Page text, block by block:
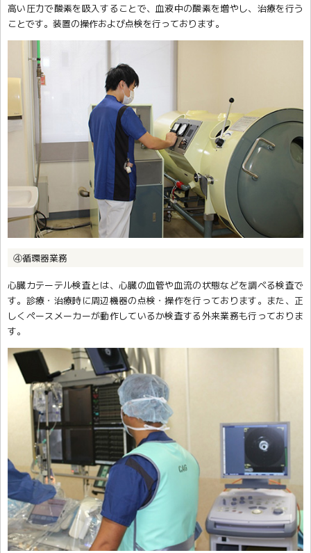
高い圧力で酸素を吸入することで、血液中の酸素を増やし、治療を行う
ことです。装置の操作および点検を行っております。
④循環器業務
心臓カテーテル検査とは、心臓の血管や血流の状態などを調べる検査で
す。診療・治療時に周辺機器の点検・操作を行っております。また、正
しくペースメーカーが動作しているか検査する外来業務も行っておりま
す。